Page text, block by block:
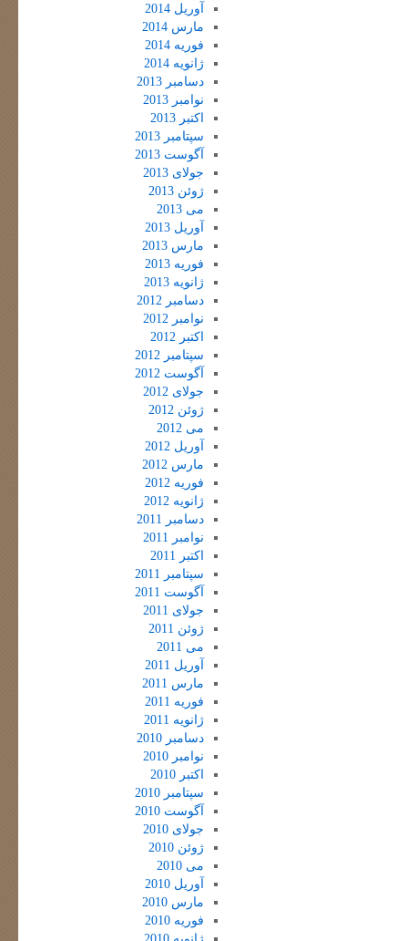
آوریل 2014
مارس 2014
فوریه 2014
ژانویه 2014
دسامبر 2013
نوامبر 2013
اکتبر 2013
سپتامبر 2013
آگوست 2013
جولای 2013
ژوئن 2013
می 2013
آوریل 2013
مارس 2013
فوریه 2013
ژانویه 2013
دسامبر 2012
نوامبر 2012
اکتبر 2012
سپتامبر 2012
آگوست 2012
جولای 2012
ژوئن 2012
می 2012
آوریل 2012
مارس 2012
فوریه 2012
ژانویه 2012
دسامبر 2011
نوامبر 2011
اکتبر 2011
سپتامبر 2011
آگوست 2011
جولای 2011
ژوئن 2011
می 2011
آوریل 2011
مارس 2011
فوریه 2011
ژانویه 2011
دسامبر 2010
نوامبر 2010
اکتبر 2010
سپتامبر 2010
آگوست 2010
جولای 2010
ژوئن 2010
می 2010
آوریل 2010
مارس 2010
فوریه 2010